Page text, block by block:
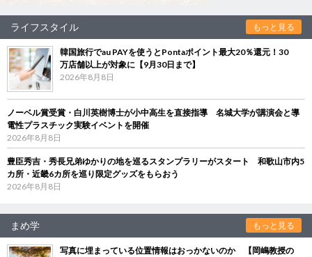
ライフスタイル もっと見る
韓国旅行でau PAYを使うとPontaポイント最大20％還元！30
万店舗以上が対象に【9月30日まで】
2026年8月8日
ノーベル賞受賞・白川英樹博士が小中高生を直接指導 名城大学が講演会と導
電性プラスチック実験イベントを開催
2026年8月8日
豊臣秀吉・秀長兄弟ゆかりの地を巡るスタンプラリーがスタート 和歌山市内5
カ所・近畿6カ所を巡り限定グッズをもらおう
2026年8月8日
まめ学 もっと見る
写真に埋まっている位置情報はおっかないのか 【岡嶋教授の